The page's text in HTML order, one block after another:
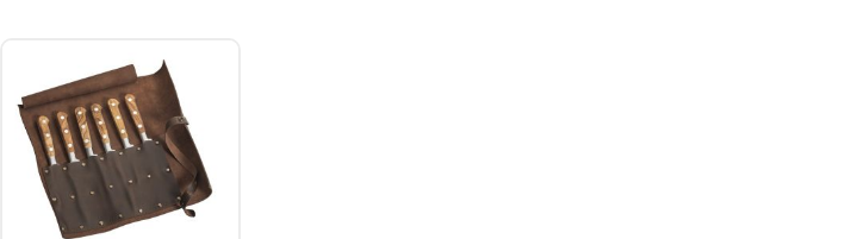
plusieurs
variations.
Les
options
peuvent